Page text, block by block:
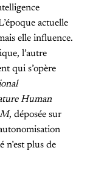
actuelle
elle influence.
l’autre
qui s’opère
Human
, déposée sur
n’est plus de